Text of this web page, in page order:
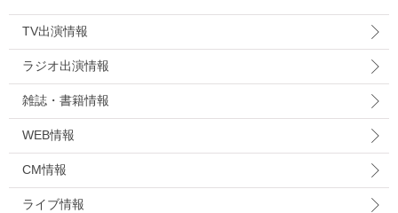
TV出演情報
ラジオ出演情報
雑誌・書籍情報
WEB情報
CM情報
ライブ情報